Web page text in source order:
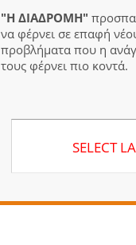
"Η ΔΙΑΔΡΟΜΗ"
να φέρνει σε επαφή
προβλήματα που η
τους φέρνει πιο κοντά.
SELECT